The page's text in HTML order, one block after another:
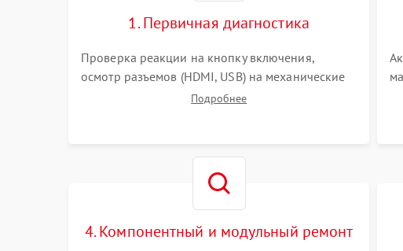
1. Первичная диагностика
Проверка реакции на кнопку включения,
осмотр разъемов (HDMI, USB) на механические
повреждения. Оценка кодов ошибок на экране
Подробнее
4. Компонентный и модульный ремонт